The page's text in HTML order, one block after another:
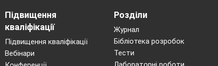
Підвищення
кваліфікації
Підвищення кваліфікації
Вебінари
Розділи
Журнал
Бібліотека розробок
Тести